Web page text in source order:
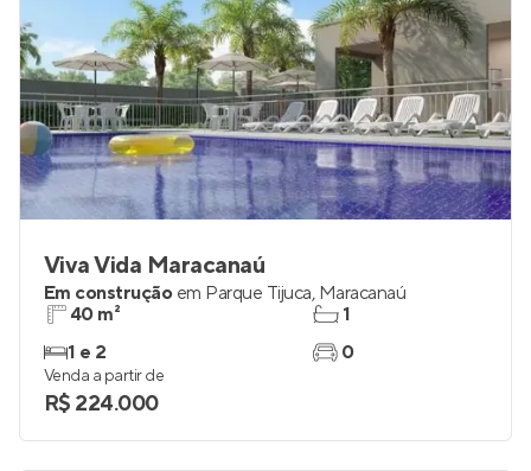
Viva Vida Maracanaú
Em construção em Parque Tijuca, Maracanaú
40 m²
1 e 2
1
0
Venda a partir de
R$ 224.000